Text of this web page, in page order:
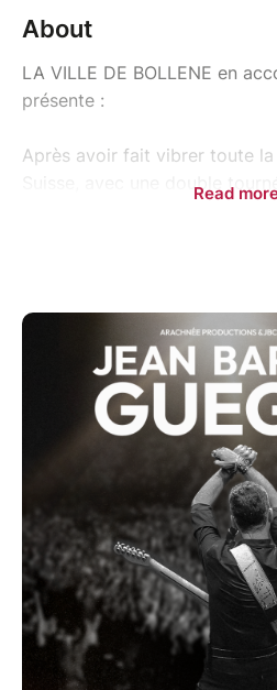
About
LA VILLE DE BOLLENE en
présente :
Après avoir fait vibrer toute la
Suisse, avec une double
intense et passionné à travers
Johnny Hallyday et Jean
Accompagné de ses
Baptiste nous plonge dans
musicale unique, mêlant les
l’ensemble de la carrière de
propre discographie.Un show
original, où se mêlent
témoignages de Jean
amoureux de Johnny, pour
hommage.
Venez vibrer au son de sa
Read